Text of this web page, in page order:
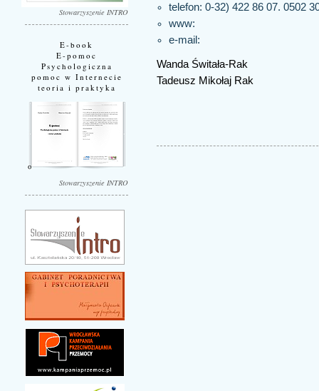
Stowarzyszenie INTRO
E-book
E-pomoc
Psychologiczna
pomoc w Internecie
teoria i praktyka
Stowarzyszenie INTRO
telefon: 0-32) 422 86 07. 0502
www:
e-mail:
Wanda Świtała-Rak
Tadeusz Mikołaj Rak